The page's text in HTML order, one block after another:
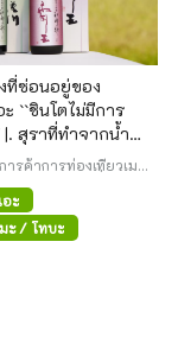
ที่ซ่อนอยู่ของ
ะ ``ชินโตไม่มีการ
สุราที่ทำจากน้ำ
ม่น้ำอีซูซุ
ารค้าการท่องเที่ยวเม
ะ
ะ / โทบะ